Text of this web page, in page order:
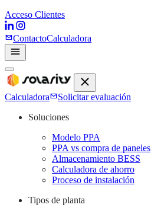
Acceso Clientes
ContactoCalculadora
Calculadora
Solicitar evaluación
Soluciones
Modelo PPA
PPA vs compra de paneles
Almacenamiento BESS
Calculadora de ahorro
Proceso de instalación
Tipos de planta